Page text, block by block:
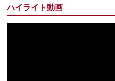
ハイライト動画